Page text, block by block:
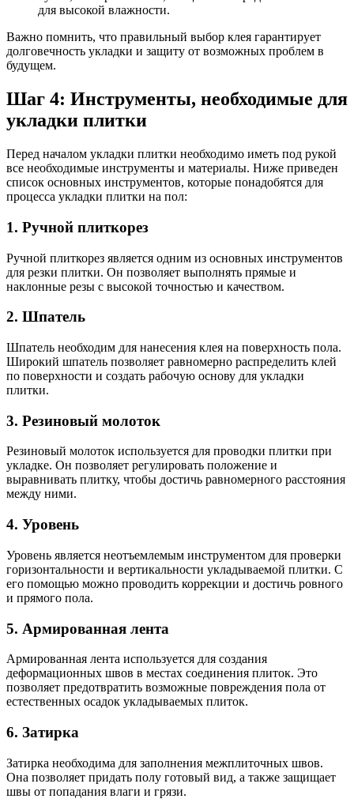
для высокой влажности.
Важно помнить, что правильный выбор клея гарантирует
долговечность укладки и защиту от возможных проблем в
будущем.
Шаг 4: Инструменты, необходимые для
укладки плитки
Перед началом укладки плитки необходимо иметь под рукой
все необходимые инструменты и материалы. Ниже приведен
список основных инструментов, которые понадобятся для
процесса укладки плитки на пол:
1. Ручной плиткорез
Ручной плиткорез является одним из основных инструментов
для резки плитки. Он позволяет выполнять прямые и
наклонные резы с высокой точностью и качеством.
2. Шпатель
Шпатель необходим для нанесения клея на поверхность пола.
Широкий шпатель позволяет равномерно распределить клей
по поверхности и создать рабочую основу для укладки
плитки.
3. Резиновый молоток
Резиновый молоток используется для проводки плитки при
укладке. Он позволяет регулировать положение и
выравнивать плитку, чтобы достичь равномерного расстояния
между ними.
4. Уровень
Уровень является неотъемлемым инструментом для проверки
горизонтальности и вертикальности укладываемой плитки. С
его помощью можно проводить коррекции и достичь ровного
и прямого пола.
5. Армированная лента
Армированная лента используется для создания
деформационных швов в местах соединения плиток. Это
позволяет предотвратить возможные повреждения пола от
естественных осадок укладываемых плиток.
6. Затирка
Затирка необходима для заполнения межплиточных швов.
Она позволяет придать полу готовый вид, а также защищает
швы от попадания влаги и грязи.